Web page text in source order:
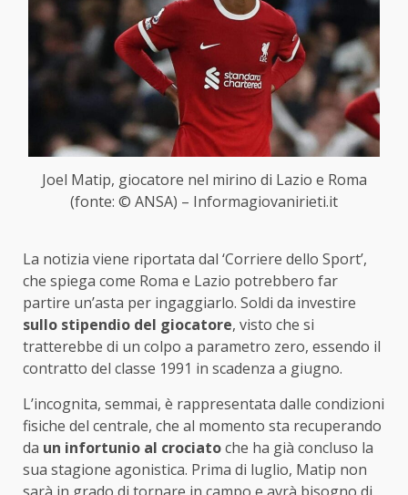
Joel Matip, giocatore nel mirino di Lazio e Roma
(fonte: © ANSA) – Informagiovanirieti.it
La notizia viene riportata dal ‘Corriere dello Sport’,
che spiega come Roma e Lazio potrebbero far
partire un’asta per ingaggiarlo. Soldi da investire
sullo stipendio del giocatore, visto che si
tratterebbe di un colpo a parametro zero, essendo il
contratto del classe 1991 in scadenza a giugno.
L’incognita, semmai, è rappresentata dalle condizioni
fisiche del centrale, che al momento sta recuperando
da un infortunio al crociatoche ha già concluso la
sua stagione agonistica. Prima di luglio, Matip non